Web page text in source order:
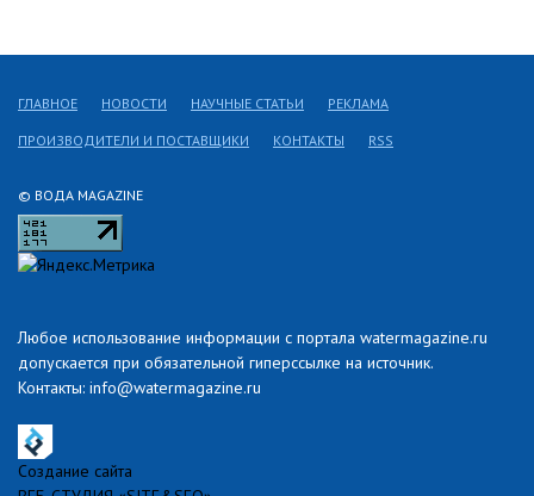
© ВОДА MAGAZINE
Любое использование информации с портала watermagazine.ru
допускается при обязательной гиперссылке на источник.
Контакты: info@watermagazine.ru
ГЛАВНОЕ НОВОСТИ НАУЧНЫЕ СТАТЬИ РЕКЛАМА
ПРОИЗВОДИТЕЛИ И ПОСТАВЩИКИ КОНТАКТЫ RSS
Создание сайта